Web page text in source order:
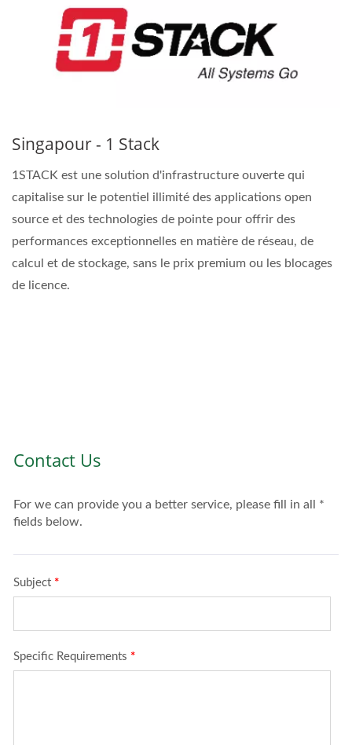
Singapour - 1 Stack
1STACK est une solution d'infrastructure ouverte qui
capitalise sur le potentiel illimité des applications open
source et des technologies de pointe pour offrir des
performances exceptionnelles en matière de réseau, de
calcul et de stockage, sans le prix premium ou les blocages
de licence.